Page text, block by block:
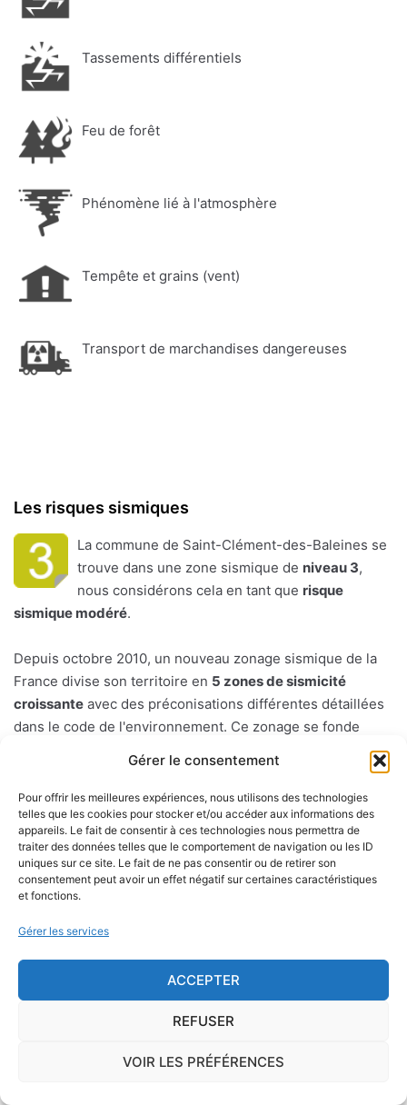
Gérer le consentement
Pour offrir les meilleures expériences, nous utilisons des technologies
telles que les cookies pour stocker et/ou accéder aux informations des
appareils. Le fait de consentir à ces technologies nous permettra de
traiter des données telles que le comportement de navigation ou les ID
uniques sur ce site. Le fait de ne pas consentir ou de retirer son
consentement peut avoir un effet négatif sur certaines caractéristiques
et fonctions.
Gérer les services
ACCEPTER
REFUSER
VOIR LES PRÉFÉRENCES
Tassements différentiels
Feu de forêt
Phénomène lié à l'atmosphère
Tempête et grains (vent)
Transport de marchandises dangereuses
Les risques sismiques
La commune de Saint-Clément-des-Baleines se
trouve dans une zone sismique de niveau 3,
nous considérons cela en tant que risque
sismique modéré.
Depuis octobre 2010, un nouveau zonage sismique de la
France divise son territoire en 5 zones de sismicité
croissante avec des préconisations différentes détaillées
dans le code de l'environnement. Ce zonage se fonde
notamment sur l'étude de l'aléa sismique : probabilité d'un
séisme dans une région donnée sur une période donnée
mesuée à partir des précédents séismes.
Les différentes zones sont les suivantes : la zone 1 à
sismicité très faible sans prescription spécifique pour les
constructions dites "à risque normal". Les zones 2 à 5 (aléa
constructions parasismiques s'appliquent aux bâtiments
Le risque mérule
Le diagnostic concernant la mérule, champignon